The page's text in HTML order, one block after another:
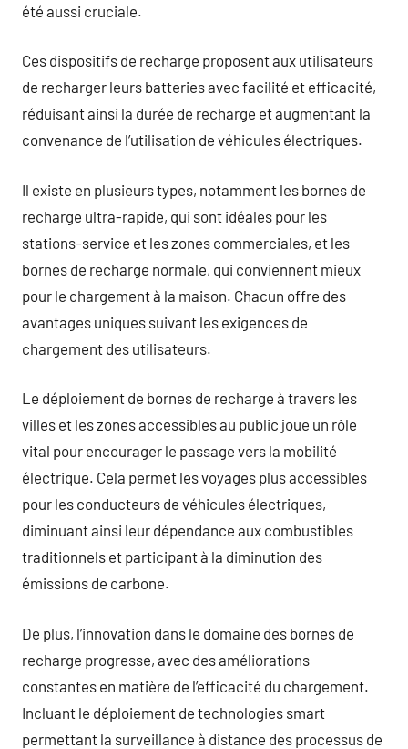
été aussi cruciale.
Ces dispositifs de recharge proposent aux utilisateurs
de recharger leurs batteries avec facilité et efficacité,
réduisant ainsi la durée de recharge et augmentant la
convenance de l’utilisation de véhicules électriques.
Il existe en plusieurs types, notamment les bornes de
recharge ultra-rapide, qui sont idéales pour les
stations-service et les zones commerciales, et les
bornes de recharge normale, qui conviennent mieux
pour le chargement à la maison. Chacun offre des
avantages uniques suivant les exigences de
chargement des utilisateurs.
Le déploiement de bornes de recharge à travers les
villes et les zones accessibles au public joue un rôle
vital pour encourager le passage vers la mobilité
électrique. Cela permet les voyages plus accessibles
pour les conducteurs de véhicules électriques,
diminuant ainsi leur dépendance aux combustibles
traditionnels et participant à la diminution des
émissions de carbone.
De plus, l’innovation dans le domaine des bornes de
recharge progresse, avec des améliorations
constantes en matière de l’efficacité du chargement.
Incluant le déploiement de technologies smart
permettant la surveillance à distance des processus de